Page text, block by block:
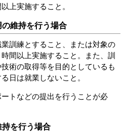
上実施すること。
の維持を行う場合
訓練とすること、または対象の
間以上実施すること。また、訓
術の取得等を目的としているも
日は就業しないこと。
トなどの提出を行うことが必
持を行う場合